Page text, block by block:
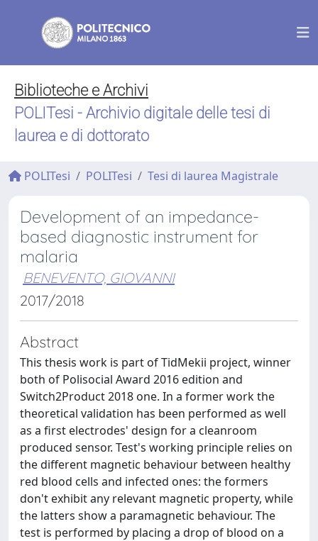
Biblioteche e Archivi
POLITesi - Archivio digitale delle tesi di
laurea e di dottorato
POLITesi POLITesi Tesi di laurea Magistrale
Development of an impedance-
based diagnostic instrument for
malaria
BENEVENTO, GIOVANNI
2017/2018
Abstract
This thesis work is part of TidMekii project, winner
both of Polisocial Award 2016 edition and
Switch2Product 2018 one. In a former work the
theoretical validation has been performed as well
as a first electrodes' design for a cleanroom
produced sensor. Test's working principle relies on
the different magnetic behaviour between healthy
red blood cells and infected ones: the formers
don't exhibit any relevant magnetic property, while
the latters show a paramagnetic behaviour. The
test is performed by placing a drop of blood on a